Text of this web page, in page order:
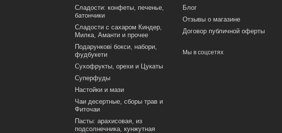
Сладости: конфеты, печенье,
батончики
Сладости с сахаром Киндер,
Милка, Аманти и прочее
Подарункові бокси, набори,
фудбукети
Сухофрукты, орехи и Цукаты
Суперфуды
Настойки и мази
Чаи десертные, сборы трав и
Фиточаи
Пасты: арахисовая, из
подсолнечника, кунжутная
Блог
Отзывы о магазине
Договор публичной оферты
Мы в соцсетях